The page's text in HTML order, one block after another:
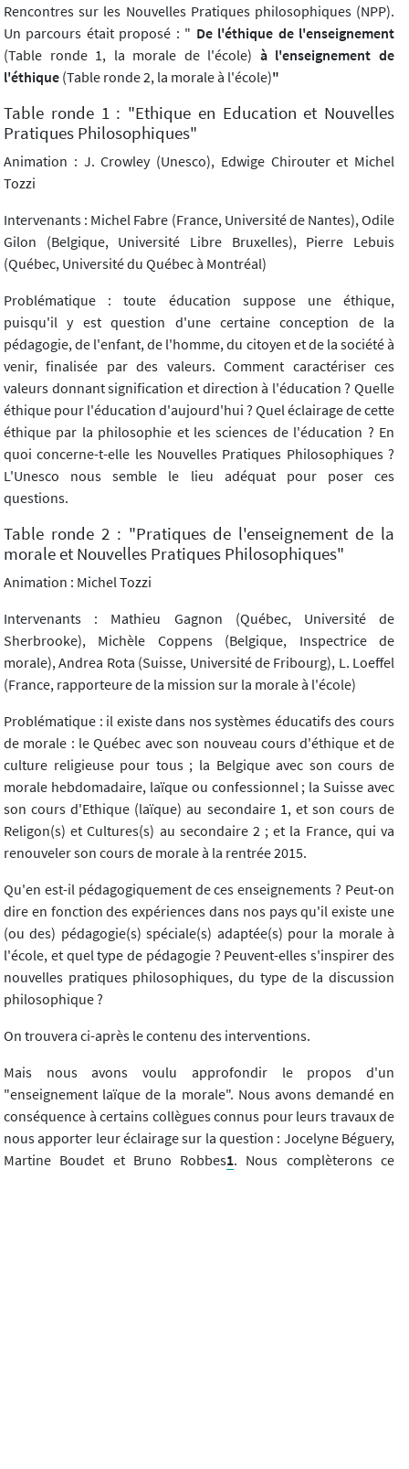
Rencontres sur les Nouvelles Pratiques philosophiques (NPP).
Un parcours était proposé : " De l'éthique de l'enseignement
(Table ronde 1, la morale de l'école) à l'enseignement de
l'éthique (Table ronde 2, la morale à l'école)"
Table ronde 1 : "Ethique en Education et Nouvelles
Pratiques Philosophiques"
Animation : J. Crowley (Unesco), Edwige Chirouter et Michel
Tozzi
Intervenants : Michel Fabre (France, Université de Nantes), Odile
Gilon (Belgique, Université Libre Bruxelles), Pierre Lebuis
(Québec, Université du Québec à Montréal)
Problématique : toute éducation suppose une éthique,
puisqu'il y est question d'une certaine conception de la
pédagogie, de l'enfant, de l'homme, du citoyen et de la société à
venir, finalisée par des valeurs. Comment caractériser ces
valeurs donnant signification et direction à l'éducation ? Quelle
éthique pour l'éducation d'aujourd'hui ? Quel éclairage de cette
éthique par la philosophie et les sciences de l'éducation ? En
quoi concerne-t-elle les Nouvelles Pratiques Philosophiques ?
L'Unesco nous semble le lieu adéquat pour poser ces
questions.
Table ronde 2 : "Pratiques de l'enseignement de la
morale et Nouvelles Pratiques Philosophiques"
Animation : Michel Tozzi
Intervenants : Mathieu Gagnon (Québec, Université de
Sherbrooke), Michèle Coppens (Belgique, Inspectrice de
morale), Andrea Rota (Suisse, Université de Fribourg), L. Loeffel
(France, rapporteure de la mission sur la morale à l'école)
Problématique : il existe dans nos systèmes éducatifs des cours
de morale : le Québec avec son nouveau cours d'éthique et de
culture religieuse pour tous ; la Belgique avec son cours de
morale hebdomadaire, laïque ou confessionnel ; la Suisse avec
son cours d'Ethique (laïque) au secondaire 1, et son cours de
Religon(s) et Cultures(s) au secondaire 2 ; et la France, qui va
renouveler son cours de morale à la rentrée 2015.
Qu'en est-il pédagogiquement de ces enseignements ? Peut-on
dire en fonction des expériences dans nos pays qu'il existe une
(ou des) pédagogie(s) spéciale(s) adaptée(s) pour la morale à
l'école, et quel type de pédagogie ? Peuvent-elles s'inspirer des
nouvelles pratiques philosophiques, du type de la discussion
philosophique ?
On trouvera ci-après le contenu des interventions.
Mais nous avons voulu approfondir le propos d'un
"enseignement laïque de la morale". Nous avons demandé en
conséquence à certains collègues connus pour leurs travaux de
nous apporter leur éclairage sur la question : Jocelyne Béguery,
Martine Boudet et Bruno Robbes1. Nous complèterons ce